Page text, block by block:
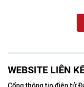
KHOA HỌC - CÔNG
WEBSITE LIÊN